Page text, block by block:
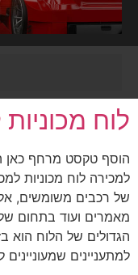
לוח
הוסף טקסט מרחף כאן
למכירה לוח מכוניות
של רכבים משומשים,
מאמרים ועוד בתחום
הגדולים של הלוח הוא
למתעניינים